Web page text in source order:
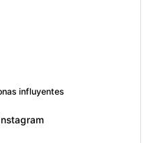
influyentes